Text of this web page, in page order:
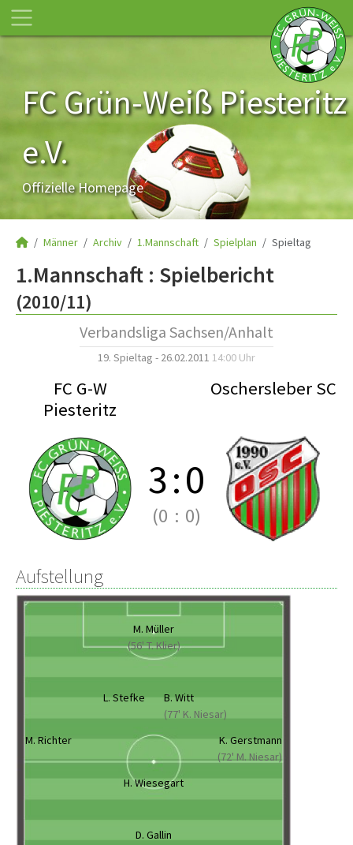
FC Grün-Weiß Piesteritz
e.V.
Offizielle Homepage
Männer Archiv 1.Mannschaft Spielplan Spieltag
1.Mannschaft : Spielbericht
(2010/11)
Verbandsliga Sachsen/Anhalt
19. Spieltag - 26.02.2011 14:00 Uhr
FC G-W
Piesteritz
Oschersleber SC
3:0
(0 : 0)
Aufstellung
M. Müller
(56' T. Klier)
L. Stefke
B. Witt
(77' K. Niesar)
M. Richter
K. Gerstmann
(72' M. Niesar)
H. Wiesegart
D. Gallin